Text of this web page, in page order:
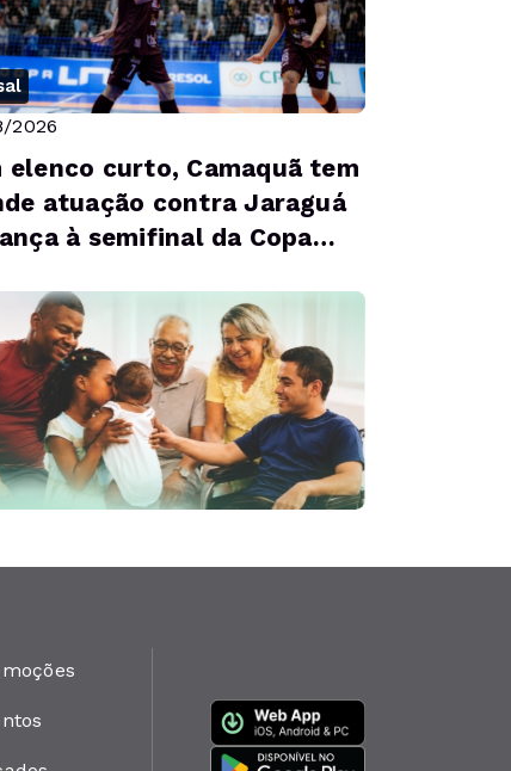
2026
elenco curto, Camaquã tem
atuação contra Jaraguá
à semifinal da Copa